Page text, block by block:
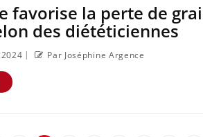
favorise la perte de
des diététiciennes
| Par Joséphine Argence